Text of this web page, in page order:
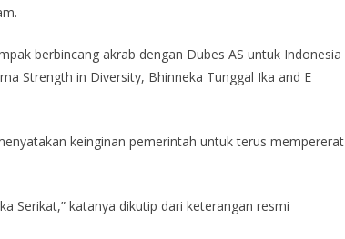
berbincang akrab dengan Dubes AS untuk Indonesia
Strength in Diversity, Bhinneka Tunggal Ika and E
keinginan pemerintah untuk terus mempererat
Serikat,” katanya dikutip dari keterangan resmi